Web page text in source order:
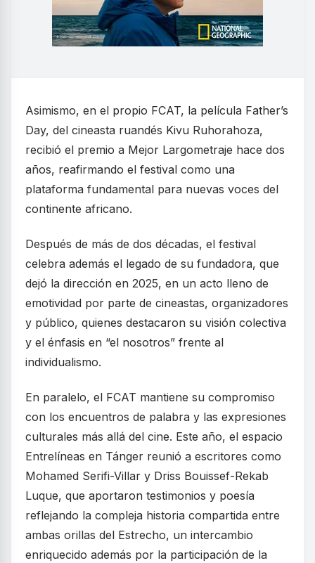
Asimismo, en el propio FCAT, la película Father’s
Day, del cineasta ruandés Kivu Ruhorahoza,
recibió el premio a Mejor Largometraje hace dos
años, reafirmando el festival como una
plataforma fundamental para nuevas voces del
continente africano.
Después de más de dos décadas, el festival
celebra además el legado de su fundadora, que
dejó la dirección en 2025, en un acto lleno de
emotividad por parte de cineastas, organizadores
y público, quienes destacaron su visión colectiva
y el énfasis en “el nosotros” frente al
individualismo.
En paralelo, el FCAT mantiene su compromiso
con los encuentros de palabra y las expresiones
culturales más allá del cine. Este año, el espacio
Entrelíneas en Tánger reunió a escritores como
Mohamed Serifi-Villar y Driss Bouissef-Rekab
Luque, que aportaron testimonios y poesía
reflejando la compleja historia compartida entre
ambas orillas del Estrecho, un intercambio
enriquecido además por la participación de la